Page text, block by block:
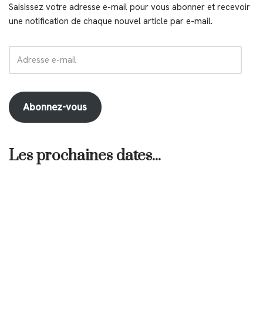
Saisissez votre adresse e-mail pour vous abonner et recevoir
une notification de chaque nouvel article par e-mail.
Abonnez-vous
Les prochaines dates...